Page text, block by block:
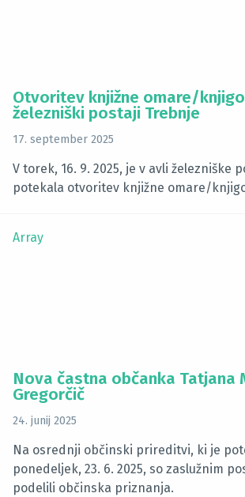
Otvoritev knjižne omare/
železniški postaji Trebnje
17. september 2025
V torek, 16. 9. 2025, je v avli železniške
potekala otvoritev knjižne omare/
Array
Nova častna občanka Tatjana
Gregorčič
24. junij 2025
Na osrednji občinski prireditvi, ki je
ponedeljek, 23. 6. 2025, so zaslužnim
podelili občinska priznanja.